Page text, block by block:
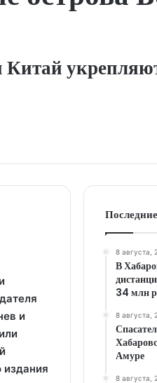
Китай
и
издания
8 августа,
В
34 млн
8 августа,
Амуре
8 августа,